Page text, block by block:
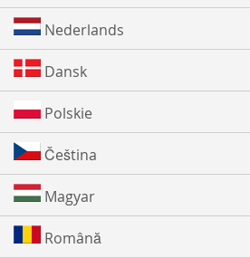
Nederlands
Dansk
Polskie
Čeština
Magyar
Română